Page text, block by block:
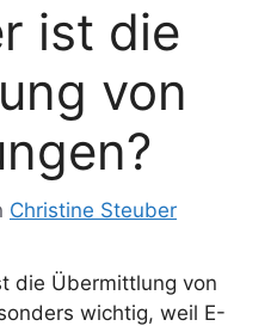
ist die
von
Christine Steuber
die Übermittlung von
wichtig, weil E-